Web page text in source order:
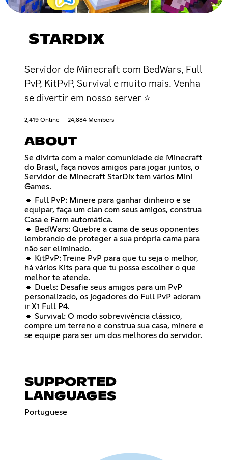
STARDIX
Servidor de Minecraft com BedWars, Full
PvP, KitPvP, Survival e muito mais. Venha
se divertir em nosso server ⭐
2,419 Online 24,884 Members
ABOUT
Se divirta com a maior comunidade de Minecraft
do Brasil, faça novos amigos para jogar juntos, o
Servidor de Minecraft StarDix tem vários Mini
Games.
🔸 Full PvP: Minere para ganhar dinheiro e se
equipar, faça um clan com seus amigos, construa
Casa e Farm automática.
🔸 BedWars: Quebre a cama de seus oponentes
lembrando de proteger a sua própria cama para
não ser eliminado.
🔸 KitPvP: Treine PvP para que tu seja o melhor,
há vários Kits para que tu possa escolher o que
melhor te atende.
🔸 Duels: Desafie seus amigos para um PvP
personalizado, os jogadores do Full PvP adoram
ir X1 Full P4.
🔸 Survival: O modo sobrevivência clássico,
compre um terreno e construa sua casa, minere e
se equipe para ser um dos melhores do servidor.
SUPPORTED
LANGUAGES
Portuguese